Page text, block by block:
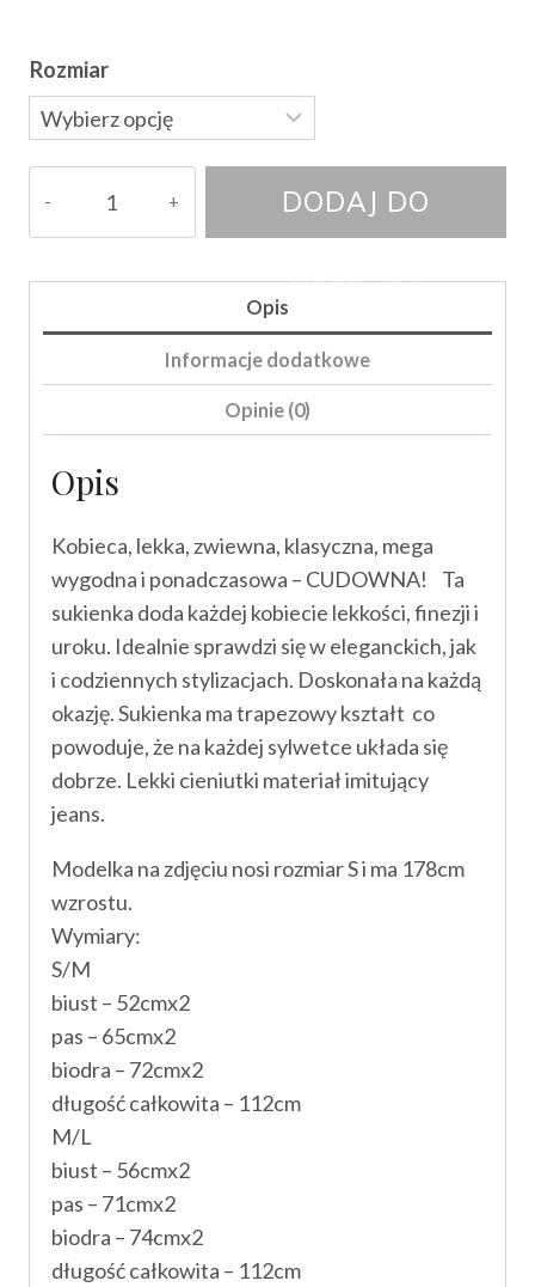
Rozmiar
Sukienka
DODAJ DO
KOSZYKA
Opis
Informacje dodatkowe
Opinie (0)
Opis
Kobieca, lekka, zwiewna, klasyczna, mega
wygodna i ponadczasowa – CUDOWNA! Ta
sukienka doda każdej kobiecie lekkości, finezji i
uroku. Idealnie sprawdzi się w eleganckich, jak
i codziennych stylizacjach. Doskonała na każdą
okazję. Sukienka ma trapezowy kształt co
powoduje, że na każdej sylwetce układa się
dobrze. Lekki cieniutki materiał imitujący
jeans.
Modelka na zdjęciu nosi rozmiar S i ma 178cm
wzrostu.
Wymiary:
S/M
biust – 52cmx2
pas – 65cmx2
biodra – 72cmx2
długość całkowita – 112cm
M/L
biust – 56cmx2
pas – 71cmx2
biodra – 74cmx2
długość całkowita – 112cm